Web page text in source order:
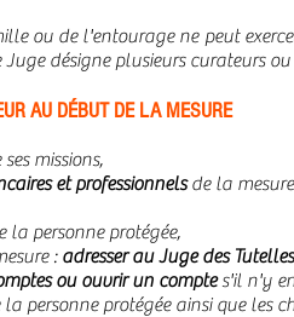
ou de l'entourage ne peut
désigne plusieurs curateurs
AU DÉBUT DE LA MESURE
missions,
et professionnelsde la
la personne protégée,
: adresser au Juge des
ou ouvrir un comptes'il n'y
personne protégée ainsi que les